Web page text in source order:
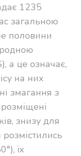
1235
загальною
половини
а це означає,
на них
змагання з
знизу для
розмістились
їх